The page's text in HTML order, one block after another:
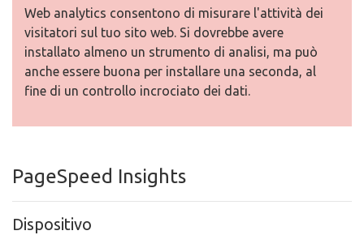
Web analytics consentono di misurare l'attività dei
visitatori sul tuo sito web. Si dovrebbe avere
installato almeno un strumento di analisi, ma può
anche essere buona per installare una seconda, al
fine di un controllo incrociato dei dati.
PageSpeed Insights
Dispositivo